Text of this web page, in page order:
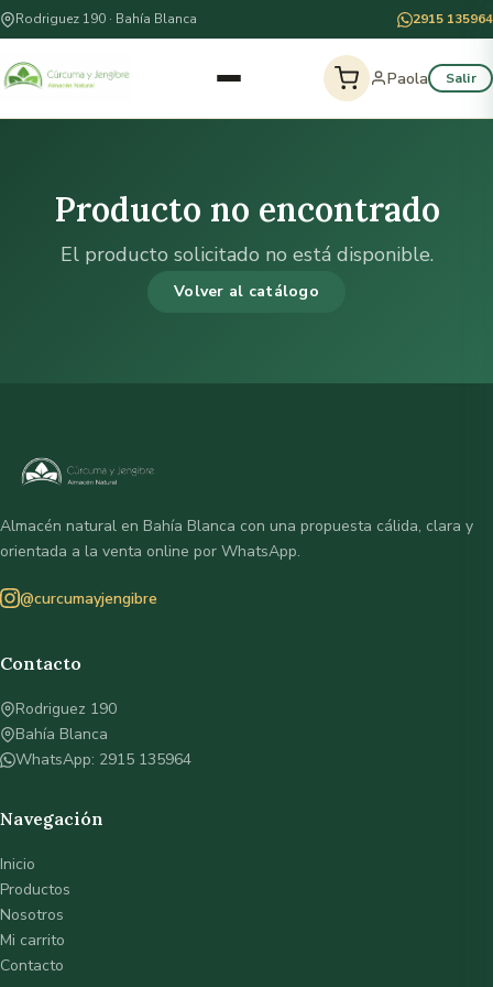
Rodriguez 190 · Bahía Blanca 2915 135964
Paola Salir
Producto no encontrado
El producto solicitado no está disponible.
Volver al catálogo
Almacén natural en Bahía Blanca con una propuesta cálida, clara y
orientada a la venta online por WhatsApp.
@curcumayjengibre
Contacto
Rodriguez 190
Bahía Blanca
WhatsApp: 2915 135964
Navegación
Inicio
Productos
Nosotros
Mi carrito
Contacto